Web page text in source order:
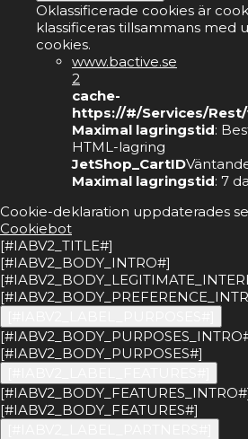
Oklassificerade cookies är
klassificeras tillsammans med
cookies.
www.bactive.se
2
cache-
https://#/Services/
Maximal lagringstid:
HTML-lagring
JetShop_CartID
Maximal lagringstid: 7
Cookie-deklaration uppdaterades
Cookiebot
[#IABV2_TITLE#]
[#IABV2_BODY_INTRO#]
[#IABV2_BODY_PURPOSES#]
[#IABV2_BODY_FEATURES#]